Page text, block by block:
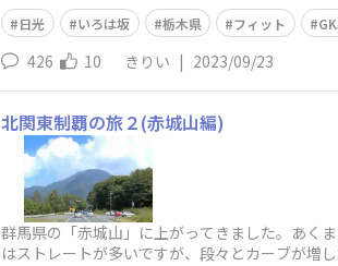
日光 いろは坂 栃木県 フィット
426 10 きりい | 2023/09/23
北関東制覇の旅２(赤城山編)
群馬県の「赤城山」に上がってきました。あ
はストレートが多いですが、段々とカーブが増